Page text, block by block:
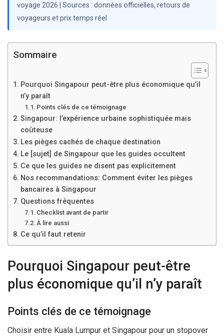
voyage 2026 | Sources : données officielles, retours de
voyageurs et prix temps réel
Sommaire
Pourquoi Singapour peut-être plus économique qu’il
n’y paraît
Points clés de ce témoignage
Singapour: l’expérience urbaine sophistiquée mais
coûteuse
Les pièges cachés de chaque destination
Le [sujet] de Singapour que les guides occultent
Ce que les guides ne disent pas explicitement
Nos recommandations: Comment éviter les pièges
bancaires à Singapour
Questions fréquentes
Checklist avant de partir
À lire aussi
Ce qu’il faut retenir
Pourquoi Singapour peut-être
plus économique qu’il n’y paraît
Points clés de ce témoignage
Choisir entre Kuala Lumpur et Singapour pour un stopover